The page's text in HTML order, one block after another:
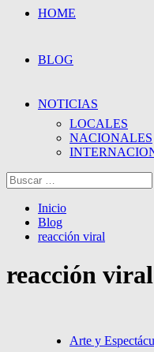
HOME
BLOG
NOTICIAS
LOCALES
NACIONALES
Buscar:
Inicio
Blog
reacción viral
reacción viral
Arte y